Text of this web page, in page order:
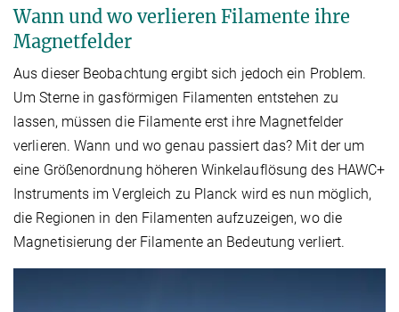
Wann und wo verlieren Filamente ihre
Magnetfelder
Aus dieser Beobachtung ergibt sich jedoch ein Problem.
Um Sterne in gasförmigen Filamenten entstehen zu
lassen, müssen die Filamente erst ihre Magnetfelder
verlieren. Wann und wo genau passiert das? Mit der um
eine Größenordnung höheren Winkelauflösung des HAWC+
Instruments im Vergleich zu Planck wird es nun möglich,
die Regionen in den Filamenten aufzuzeigen, wo die
Magnetisierung der Filamente an Bedeutung verliert.